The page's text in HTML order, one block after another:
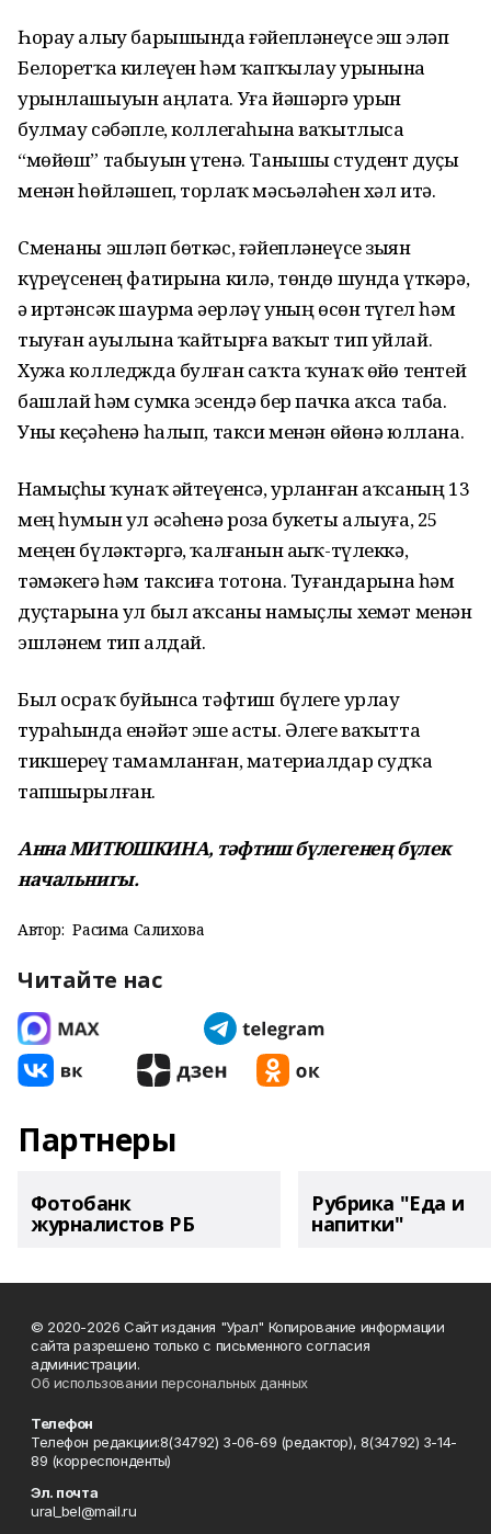
Һорау алыу барышында ғәйепләнеүсе эш эҙләп
Белоретҡа килеүен һәм ҡапҡылау урынына
урынлашыуын аңлата. Уға йәшәргә урын
булмау сәбәпле, коллегаһына ваҡытлыса
“мөйөш” табыуын үтенә. Танышы студент дуҫы
менән һөйләшеп, торлаҡ мәсьәләһен хәл итә.
Сменаны эшләп бөткәс, ғәйепләнеүсе зыян
күреүсенең фатирына килә, төндө шунда үткәрә,
ә иртәнсәк шаурма әҙерләү уның өсөн түгел һәм
тыуған ауылына ҡайтырға ваҡыт тип уйлай.
Хужа колледжда булған саҡта ҡунаҡ өйҙө тентей
башлай һәм сумка эсендә бер пачка аҡса таба.
Уны кеҫәһенә һалып, такси менән өйөнә юллана.
Намыҫһыҙ ҡунаҡ әйтеүенсә, урланған аҡсаның 13
мең һумын ул әсәһенә роза букеты алыуға, 25
меңен бүләктәргә, ҡалғанын аҙыҡ-түлеккә,
тәмәкегә һәм таксиға тотона. Туғандарына һәм
дуҫтарына ул был аҡсаны намыҫлы хеҙмәт менән
эшләнем тип алдай.
Был осраҡ буйынса тәфтиш бүлеге урлау
тураһында енәйәт эше асты. Әлеге ваҡытта
тикшереү тамамланған, материалдар судҡа
тапшырылған.
Анна МИТЮШКИНА, тәфтиш бүлегенең бүлек
начальнигы.
Автор: Расима Салихова
Читайте нас
Партнеры
Фотобанк
журналистов РБ
Рубрика "Еда и
напитки"
© 2020-2026 Сайт издания "Урал" Копирование информации
сайта разрешено только с письменного согласия
администрации.
Об использовании персональных данных
Телефон
Телефон редакции:8(34792) 3-06-69 (редактор), 8(34792) 3-14-
89 (корреспонденты)
Эл. почта
ural_bel@mail.ru